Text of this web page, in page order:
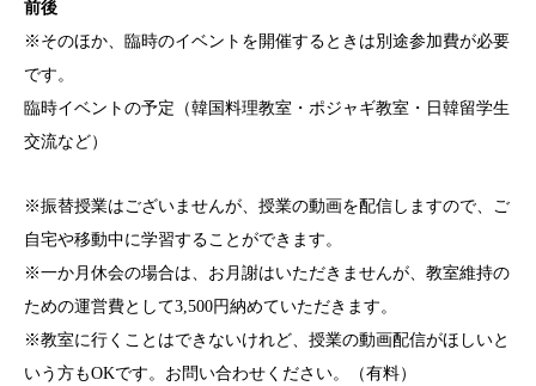
前後
※そのほか、臨時のイベントを開催するときは別途参加費が必要
です。
臨時イベントの予定（韓国料理教室・ポジャギ教室・日韓留学生
交流など）
※振替授業はございませんが、授業の動画を配信しますので、ご
自宅や移動中に学習することができます。
※一か月休会の場合は、お月謝はいただきませんが、教室維持の
ための運営費として3,500円納めていただきます。
※教室に行くことはできないけれど、授業の動画配信がほしいと
いう方もOKです。お問い合わせください。（有料）